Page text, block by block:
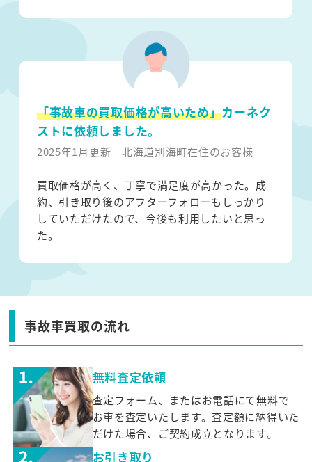
「事故車の買取価格が高いため」カーネク
ストに依頼しました。
2025年1月更新 北海道別海町在住のお客様
買取価格が高く、丁寧で満足度が高かった。成
約、引き取り後のアフターフォローもしっかり
していただけたので、今後も利用したいと思っ
た。
事故車買取の流れ
無料査定依頼
査定フォーム、またはお電話にて無料で
お車を査定いたします。査定額に納得いた
だけた場合、ご契約成立となります。
お引き取り